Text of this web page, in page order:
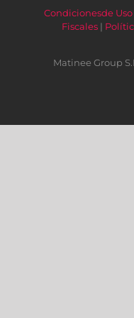
Condicionesde Uso
Fiscales|
Matinee Group